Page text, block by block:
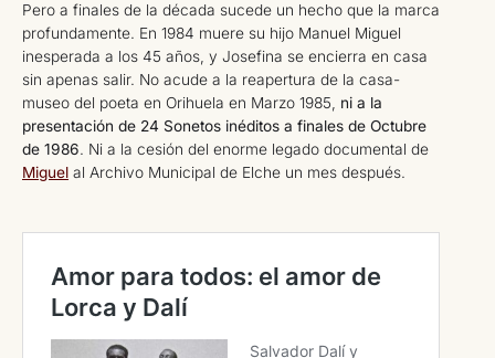
Pero a finales de la década sucede un hecho que la marca
profundamente. En 1984 muere su hijo Manuel Miguel
inesperada a los 45 años, y Josefina se encierra en casa
sin apenas salir. No acude a la reapertura de la casa-
museo del poeta en Orihuela en Marzo 1985, ni a la
presentación de 24 Sonetos inéditos a finales de Octubre
de 1986. Ni a la cesión del enorme legado documental de
Miguel al Archivo Municipal de Elche un mes después.